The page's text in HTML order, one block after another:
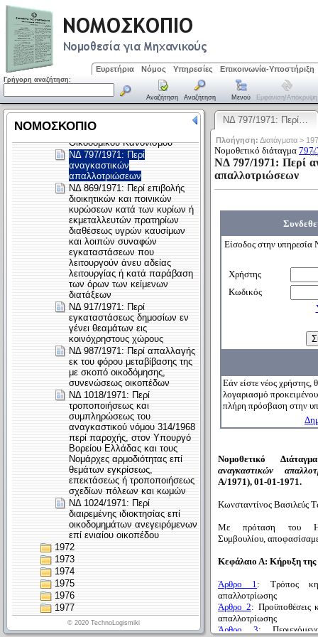
Ευρετήρια Νόμος Υπηρεσίες Επικοινωνία-Υποστήριξη
Γρήγορη αναζήτηση:
Αναζήτηση Αναζήτηση Μενού Εμφάνιση/απόκρυψη
ΝΔ 797/1971: Περί…